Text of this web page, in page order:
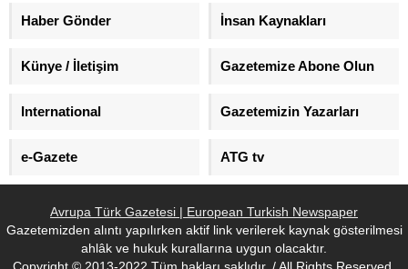
medya olarak hafızalara...
Haber Gönder İnsan Kaynakları
Künye / İletişim Gazetemize Abone Olun
International Gazetemizin Yazarları
e-Gazete ATG tv
Avrupa Türk Gazetesi | European Turkish Newspaper
Gazetemizden alıntı yapılırken aktif link verilerek kaynak gösterilmesi
ahlâk ve hukuk kurallarına uygun olacaktır.